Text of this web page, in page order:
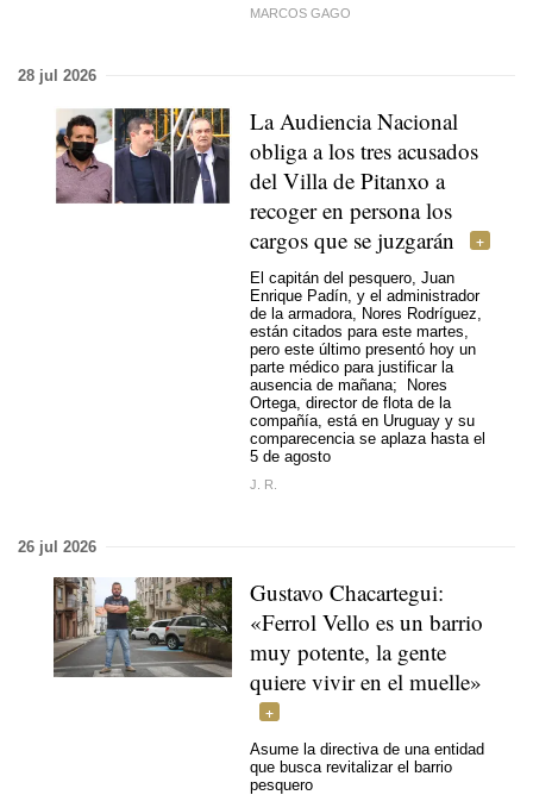
MARCOS GAGO
28 jul 2026
La Audiencia Nacional
obliga a los tres acusados
del Villa de Pitanxo a
recoger en persona los
cargos que se juzgarán
El capitán del pesquero, Juan
Enrique Padín, y el administrador
de la armadora, Nores Rodríguez,
están citados para este martes,
pero este último presentó hoy un
parte médico para justificar la
ausencia de mañana; Nores
Ortega, director de flota de la
compañía, está en Uruguay y su
comparecencia se aplaza hasta el
5 de agosto
J. R.
26 jul 2026
Gustavo Chacartegui:
«Ferrol Vello es un barrio
muy potente, la gente
quiere vivir en el muelle»
Asume la directiva de una entidad
que busca revitalizar el barrio
pesquero